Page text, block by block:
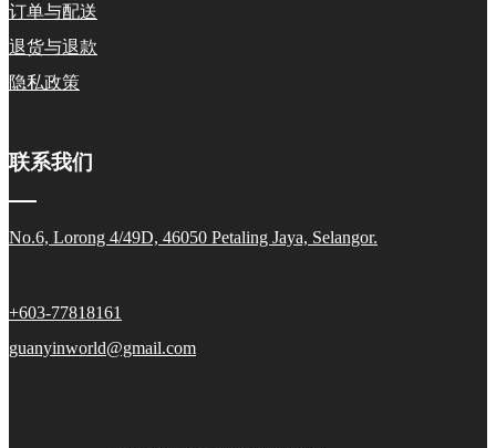
订单与配送
退货与退款
隐私政策
联系我们
No.6, Lorong 4/49D, 46050 Petaling Jaya, Selangor.
+603-77818161
guanyinworld@gmail.com